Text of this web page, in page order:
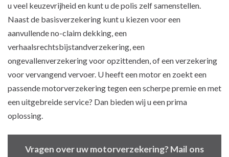
u veel keuzevrijheid en kunt u de polis zelf samenstellen.
Naast de basisverzekering kunt u kiezen voor een
aanvullende no-claim dekking, een
verhaalsrechtsbijstandverzekering, een
ongevallenverzekering voor opzittenden, of een verzekering
voor vervangend vervoer. U heeft een motor en zoekt een
passende motorverzekering tegen een scherpe premie en met
een uitgebreide service? Dan bieden wij u een prima
oplossing.
Vragen over uw motorverzekering? Mail ons